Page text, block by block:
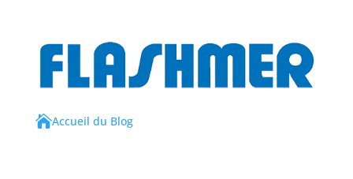
Accueil du Blog